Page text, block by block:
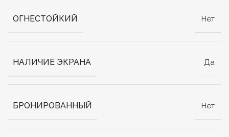
ОГНЕСТОЙКИЙ Нет
НАЛИЧИЕ ЭКРАНА Да
БРОНИРОВАННЫЙ Нет